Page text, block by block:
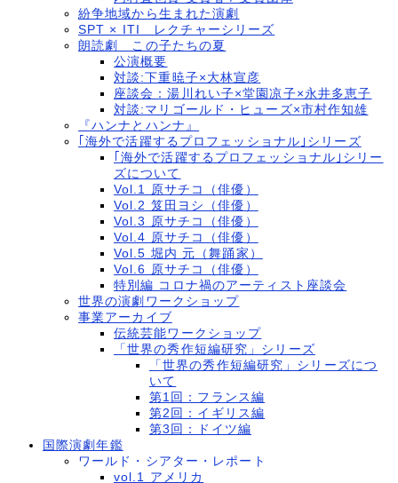
紛争地域から生まれた演劇
SPT × ITI レクチャーシリーズ
朗読劇 この子たちの夏
公演概要
対談:下重暁子×大林宣彦
座談会：湯川れい子×堂園凉子×永井多恵子
対談:マリゴールド・ヒューズ×市村作知雄
『ハンナとハンナ』
｢海外で活躍するプロフェッショナル｣シリーズ
｢海外で活躍するプロフェッショナル｣シリー
ズについて
Vol.1 原サチコ（俳優）
Vol.2 笈田ヨシ（俳優）
Vol.3 原サチコ（俳優）
Vol.4 原サチコ（俳優）
Vol.5 堀内 元（舞踊家）
Vol.6 原サチコ（俳優）
特別編 コロナ禍のアーティスト座談会
世界の演劇ワークショップ
事業アーカイブ
伝統芸能ワークショップ
「世界の秀作短編研究」シリーズ
「世界の秀作短編研究」シリーズにつ
いて
第1回：フランス編
第2回：イギリス編
第3回：ドイツ編
国際演劇年鑑
ワールド・シアター・レポート
vol.1 アメリカ